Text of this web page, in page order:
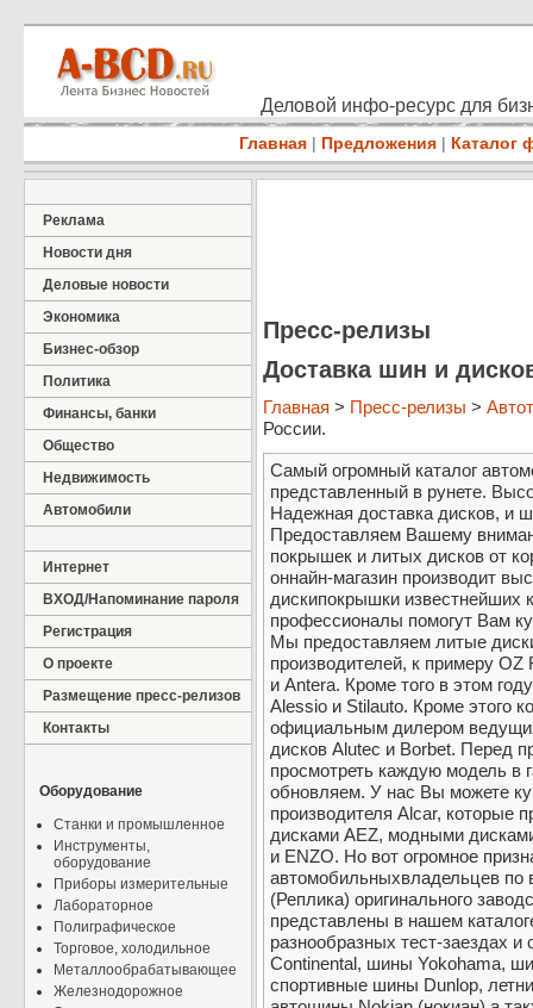
Деловой инфо-ресурс для
Главная | Предложения | Каталог
Реклама
Новости дня
Деловые новости
Экономика
Бизнес-обзор
Политика
Финансы, банки
Общество
Недвижимость
Автомобили
Интернет
ВХОД/Напоминание пароля
Регистрация
О проекте
Размещение пресс-релизов
Контакты
Оборудование
Станки и промышленное
Инструменты,
оборудование
Приборы измерительные
Лабораторное
Полиграфическое
Торговое, холодильное
Металлообрабатывающее
Железнодорожное
Пресс-релизы
Доставка шин и
Главная > Пресс-релизы >
России.
Самый огромный каталог
представленный в рунете.
Надежная доставка дисков, и
Предоставляем Вашему
покрышек и литых дисков от
оннайн-магазин производит
дискипокрышки
профессионалы помогут Вам
Мы предоставляем литые
производителей, к примеру
и Antera. Кроме того в этом
Alessio и Stilauto. Кроме этого
официальным дилером
дисков Alutec и Borbet. Перед
просмотреть каждую модель в
обновляем. У нас Вы можете
производителя Alcar, которые
дисками AEZ, модными
и ENZO. Но вот огромное
автомобильныхвладельцев по
(Реплика) оригинального
представлены в нашем
разнообразных тест-заездах
Continental, шины Yokohama,
спортивные шины Dunlop,